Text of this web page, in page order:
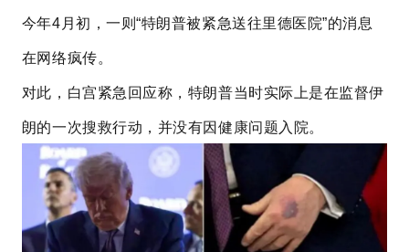
今年4月初，一则“特朗普被紧急送往里德医院”的消息
在网络疯传。
对此，白宫紧急回应称，特朗普当时实际上是在监督伊
朗的一次搜救行动，并没有因健康问题入院。